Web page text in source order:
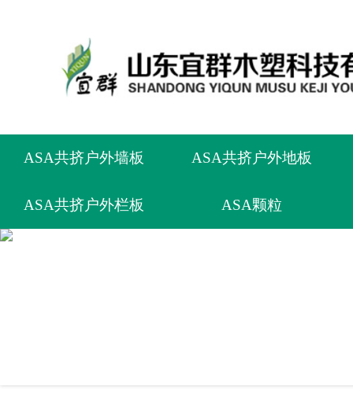
ASA共挤户外墙板 ASA共挤户外地板
ASA共挤户外栏板 ASA颗粒